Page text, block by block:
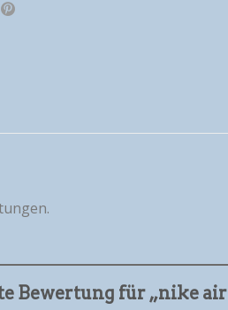
Bewertung für „nike air